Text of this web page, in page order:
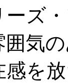
ズ
気
を